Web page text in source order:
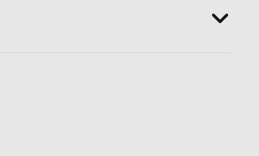
Bedürfnisse zugeschnitten
Odoo, Nextcloud, Google
zu automatisieren.